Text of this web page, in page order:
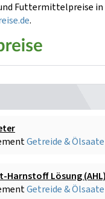
Futtermittelpreise
.
Getreide &
Lösung (AHL)
Getreide &